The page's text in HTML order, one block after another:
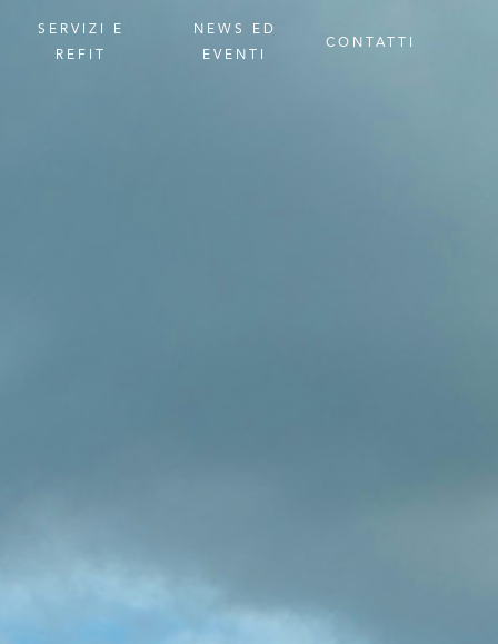
SERVIZI
E
REFIT
NEWS
ED
EVENTI
CONTATTI